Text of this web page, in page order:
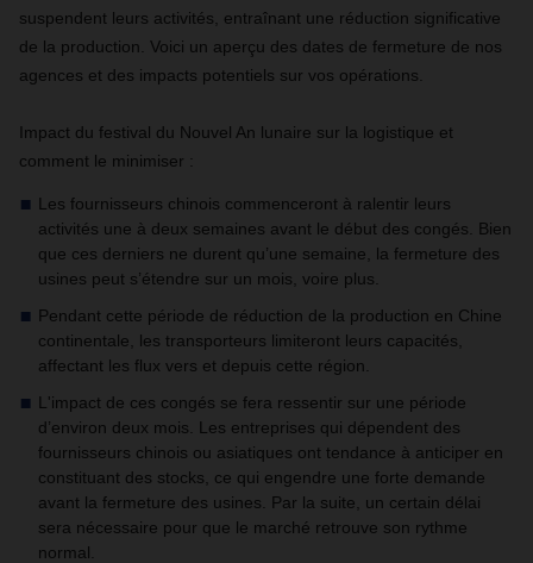
suspendent leurs activités, entraînant une réduction significative
de la production. Voici un aperçu des dates de fermeture de nos
agences et des impacts potentiels sur vos opérations.
Impact du festival du Nouvel An lunaire sur la logistique et
comment le minimiser :
Les fournisseurs chinois commenceront à ralentir leurs
activités une à deux semaines avant le début des congés. Bien
que ces derniers ne durent qu’une semaine, la fermeture des
usines peut s’étendre sur un mois, voire plus.
Pendant cette période de réduction de la production en Chine
continentale, les transporteurs limiteront leurs capacités,
affectant les flux vers et depuis cette région.
L'impact de ces congés se fera ressentir sur une période
d’environ deux mois. Les entreprises qui dépendent des
fournisseurs chinois ou asiatiques ont tendance à anticiper en
constituant des stocks, ce qui engendre une forte demande
avant la fermeture des usines. Par la suite, un certain délai
sera nécessaire pour que le marché retrouve son rythme
normal.